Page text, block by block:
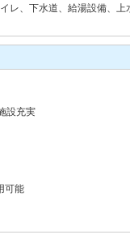
レ、下水道、給湯設備、
設充実
可能